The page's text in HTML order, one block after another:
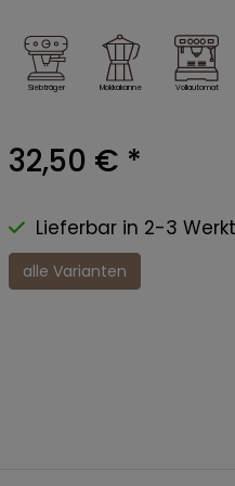
Siebträger Mokkakanne Vollautomat
32,50 € *
Lieferbar in 2-3
alle Varianten